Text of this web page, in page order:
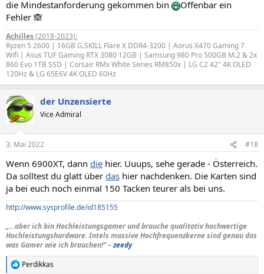
die Mindestanforderung gekommen bin
Offenbar ein
Fehler 🙈
Achilles(2018-2023):
Ryzen 5 2600 | 16GB G.SKILL Flare X DDR4-3200 | Aorus X470 Gaming 7
Wifi | Asus TUF Gaming RTX 3080 12GB | Samsung 980 Pro 500GB M.2 & 2x
860 Evo 1TB SSD | Corsair RMx White Series RM850x | LG C2 42" 4K OLED
120Hz & LG 65E6V 4K OLED 60Hz
der Unzensierte
Vice Admiral
3. Mai 2022 #18
Wenn 6900XT, dann die hier. Uuups, sehe gerade - Österreich.
Da solltest du glatt über das hier nachdenken. Die Karten sind
ja bei euch noch einmal 150 Tacken teurer als bei uns.
http://www.sysprofile.de/id185155
„...aber ich bin Hochleistungsgamer und brauche qualitativ hochwertige
Hochleistungshardware. Intels massive Hochfrequenzkerne sind genau das
was Gamer wie ich brauchen!“ –zeedy
R
Perdikkas